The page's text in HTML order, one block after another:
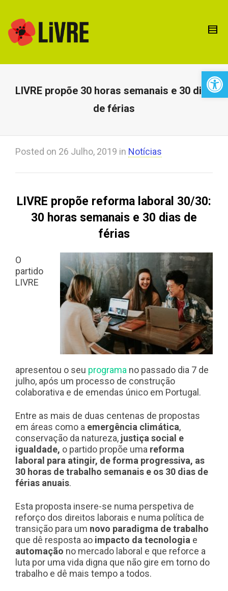
LIVRE propõe 30 horas semanais e 30 dias
de férias
Posted on 26 Julho, 2019 in Notícias
LIVRE propõe reforma laboral 30/30:
30 horas semanais e 30 dias de
férias
O
partido
LIVRE
apresentou o seu programa no passado dia 7 de
julho, após um processo de construção
colaborativa e de emendas único em Portugal.
Entre as mais de duas centenas de propostas
em áreas como a emergência climática,
conservação da natureza, justiça social e
igualdade, o partido propõe uma reforma
laboral para atingir, de forma progressiva, as
30 horas de trabalho semanais e os 30 dias de
férias anuais.
Esta proposta insere-se numa perspetiva de
reforço dos direitos laborais e numa política de
transição para um novo paradigma de trabalho
que dê resposta ao impacto da tecnologia e
automação no mercado laboral e que reforce a
luta por uma vida digna que não gire em torno do
trabalho e dê mais tempo a todos.